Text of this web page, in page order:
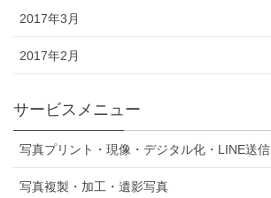
2017年3月
2017年2月
サービスメニュー
写真プリント・現像・デジタル化・LINE送信
写真複製・加工・遺影写真